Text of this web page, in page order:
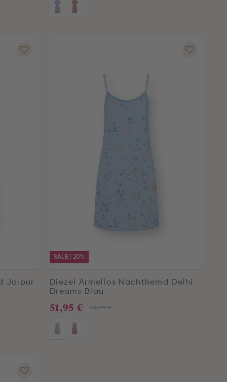
Jaipur
SALE | 20%
Diezel Ärmellos Nachthemd Delhi
Dreams Blau
64,95 €
51,95 €